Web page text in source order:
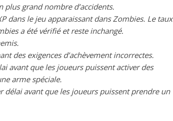
plus grand nombre d’accidents.
dans le jeu apparaissant dans Zombies. Le taux
a été vérifié et reste inchangé.
des exigences d’achèvement incorrectes.
avant que les joueurs puissent activer des
arme spéciale.
délai avant que les joueurs puissent prendre un